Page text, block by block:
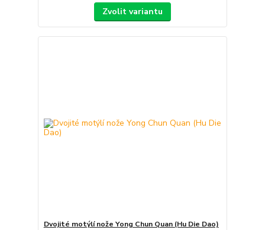
Zvolit variantu
Dvojité motýlí nože Yong Chun Quan (Hu Die Dao)